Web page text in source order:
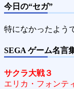
今日の“セガ”
特になかったよう
SEGA ゲーム名言
サクラ大戦３
エリカ・フォンテ